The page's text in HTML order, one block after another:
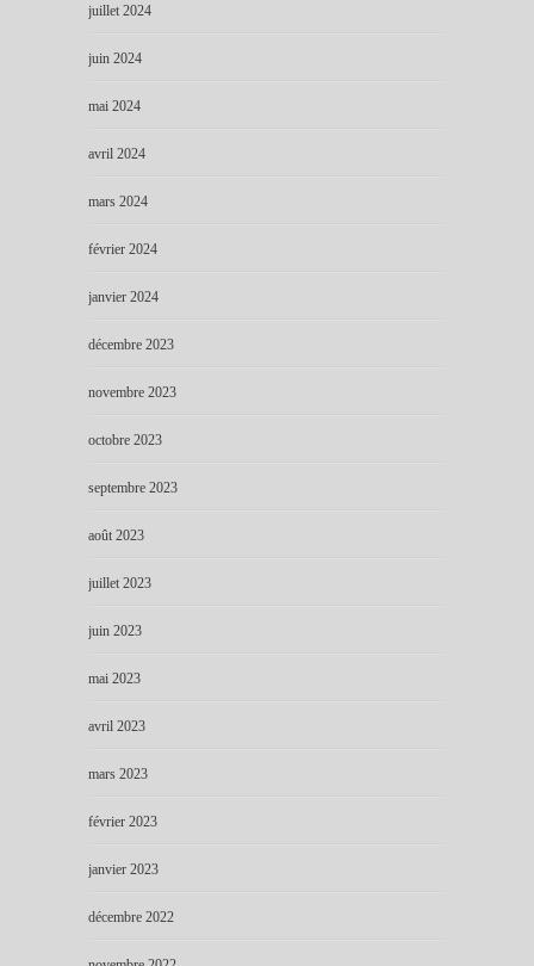
juillet 2024
juin 2024
mai 2024
avril 2024
mars 2024
février 2024
janvier 2024
décembre 2023
novembre 2023
octobre 2023
septembre 2023
août 2023
juillet 2023
juin 2023
mai 2023
avril 2023
mars 2023
février 2023
janvier 2023
décembre 2022